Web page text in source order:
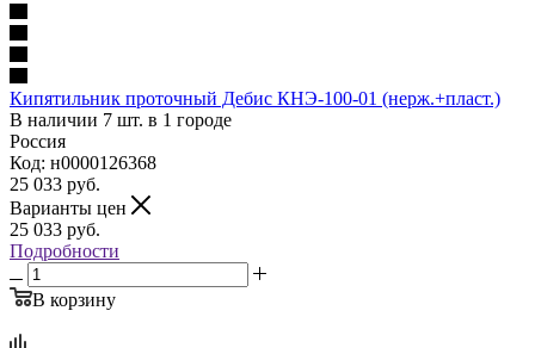
Кипятильник проточный Дебис КНЭ-100-01 (нерж.+пласт.)
В наличии 7 шт. в 1 городе
Россия
Код: н0000126368
25 033 руб.
Варианты цен
25 033 руб.
Подробности
В корзину